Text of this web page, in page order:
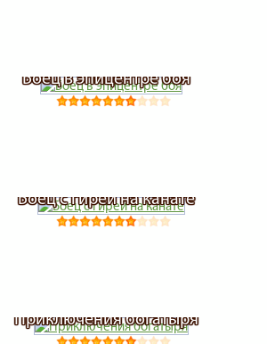
Боец в эпицентре боя
Боец с гирей на канате
Приключения богатыря